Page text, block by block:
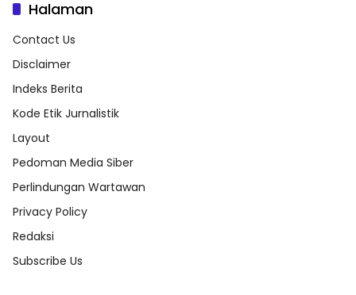
Halaman
Contact Us
Disclaimer
Indeks Berita
Kode Etik Jurnalistik
Layout
Pedoman Media Siber
Perlindungan Wartawan
Privacy Policy
Redaksi
Subscribe Us